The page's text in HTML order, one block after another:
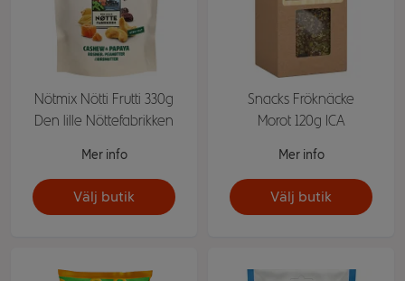
Nötmix Nötti Frutti 330g
Den lille Nöttefabrikken
Mer info
Välj butik
Snacks Fröknäcke
Morot 120g ICA
Mer info
Välj butik